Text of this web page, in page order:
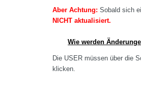
Aber Achtung: Sobald sich
NICHT aktualisiert.
Wie werden
Die USER müssen über die
klicken.